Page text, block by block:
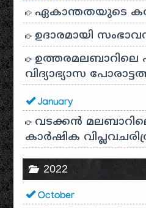
ഏകാന്തതയുടെ
ഉദാരമായി
ഉത്തരമലബാറിലെ
വിദ്യാഭ്യാസ
January
വടക്കൻ
കാർഷിക
2022
October